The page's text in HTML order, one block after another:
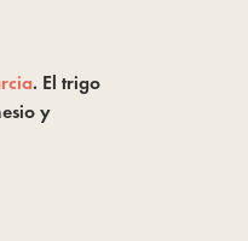
. El trigo
y